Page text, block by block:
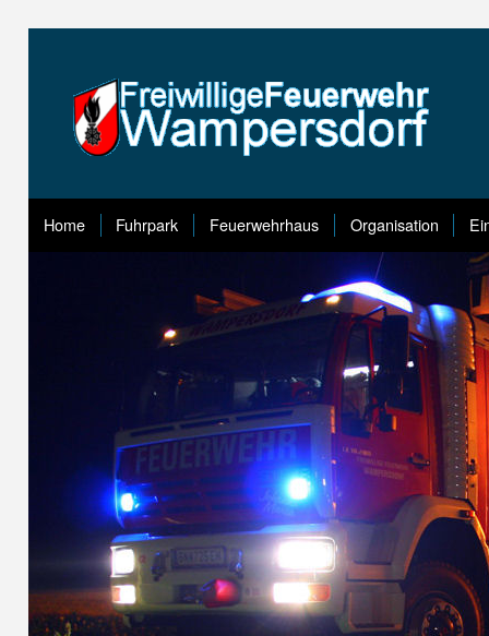
Home Fuhrpark Feuerwehrhaus Organisation